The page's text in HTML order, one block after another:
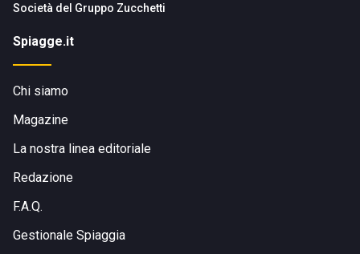
Società del Gruppo Zucchetti
Spiagge.it
Chi siamo
Magazine
La nostra linea editoriale
Redazione
F.A.Q.
Gestionale Spiaggia